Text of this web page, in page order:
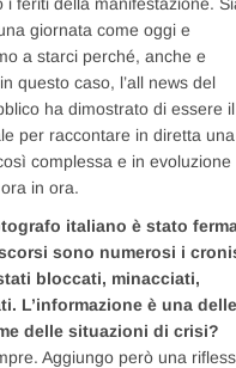
giornata come oggi e
a starci perché, anche e
questo caso, l’all news del
ha dimostrato di essere il
per raccontare in diretta una
complessa e in evoluzione
in ora.
italiano è stato
sono numerosi i
bloccati, minacciati,
L’informazione è una delle
delle situazioni di crisi?
Aggiungo però una